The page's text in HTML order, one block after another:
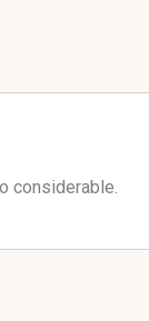
considerable.